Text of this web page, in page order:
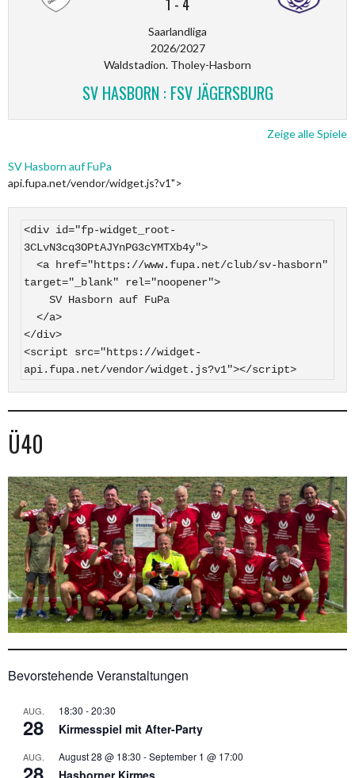
Saarlandliga
2026/2027
Waldstadion. Tholey-Hasborn
SV HASBORN : FSV JÄGERSBURG
Zeige alle Spiele
SV Hasborn auf FuPa
api.fupa.net/vendor/widget.js?v1">
<div id="fp-widget_root-
3CLvN3cq3OPtAJYnPG3cYMTXb4y">
target="_blank" rel="noopener">
</div>
<script src="https://widget-
api.fupa.net/vendor/widget.js?v1"></script>
Ü40
Bevorstehende Veranstaltungen
AUG.
28
18:30 -20:30
Kirmesspiel mit After-Party
AUG. August 28 @ 18:30 -September 1 @ 17:00